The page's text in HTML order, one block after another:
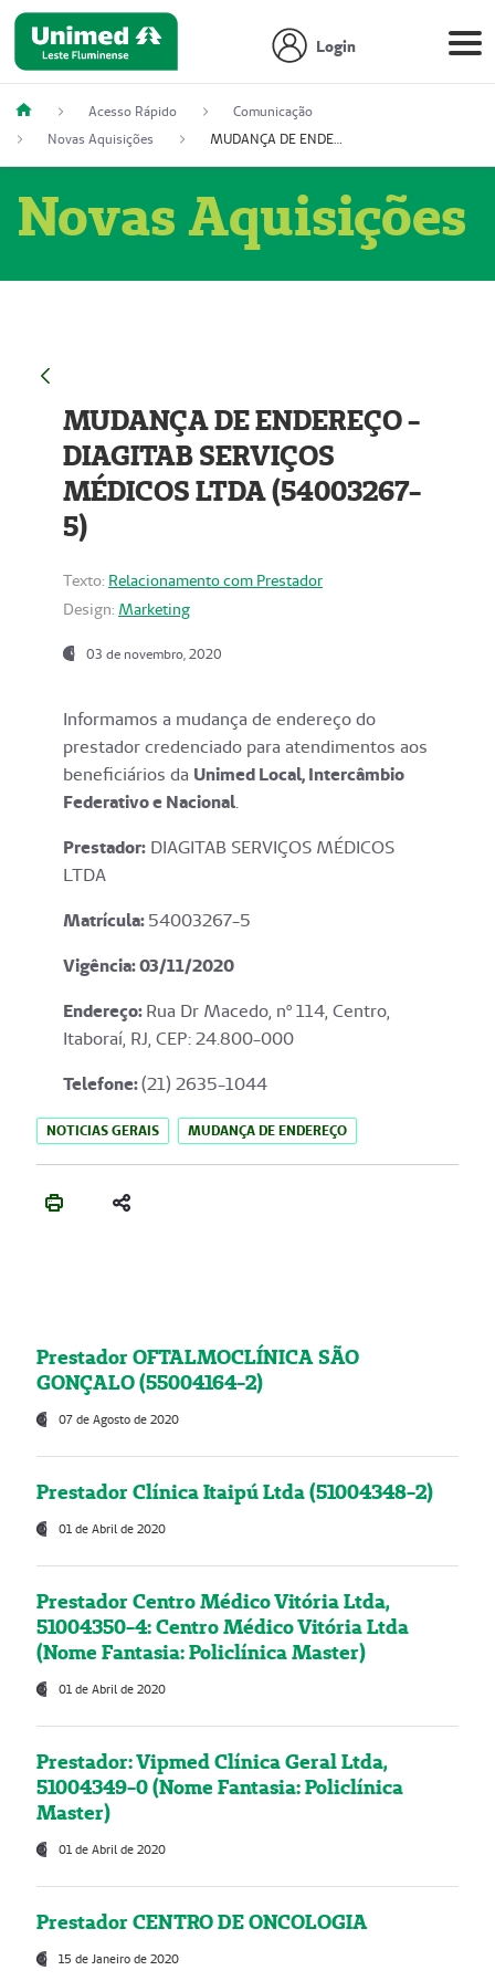
Login
Acesso Rápido
Comunicação
Novas Aquisições
MUDANÇA DE ENDEREÇO - DIAGITAB SERVIÇOS MÉDICOS LTDA (54003267-5)
Novas Aquisições
MUDANÇA DE ENDEREÇO -
DIAGITAB SERVIÇOS
MÉDICOS LTDA (54003267-
5)
Texto: Relacionamento com Prestador
Design: Marketing
03 de novembro, 2020
Informamos a mudança de endereço do
prestador credenciado para atendimentos aos
beneficiários da Unimed Local, Intercâmbio
Federativo e Nacional.
Prestador: DIAGITAB SERVIÇOS MÉDICOS
LTDA
Matrícula:54003267-5
Vigência: 03/11/2020
Endereço:Rua Dr Macedo, nº 114, Centro,
Itaboraí, RJ, CEP: 24.800-000
Telefone:(21) 2635-1044
NOTICIAS GERAIS MUDANÇA DE ENDEREÇO
Prestador OFTALMOCLÍNICA SÃO
GONÇALO (55004164-2)
07 de Agosto de 2020
Prestador Clínica Itaipú Ltda (51004348-2)
01 de Abril de 2020
Prestador Centro Médico Vitória Ltda,
51004350-4: Centro Médico Vitória Ltda
(Nome Fantasia: Policlínica Master)
01 de Abril de 2020
Prestador: Vipmed Clínica Geral Ltda,
51004349-0 (Nome Fantasia: Policlínica
Master)
01 de Abril de 2020
Prestador CENTRO DE ONCOLOGIA
15 de Janeiro de 2020